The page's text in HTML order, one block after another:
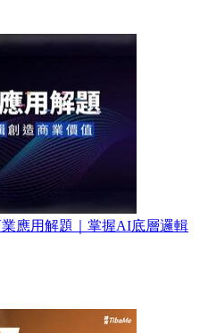
應用解題｜掌握AI底層邏輯